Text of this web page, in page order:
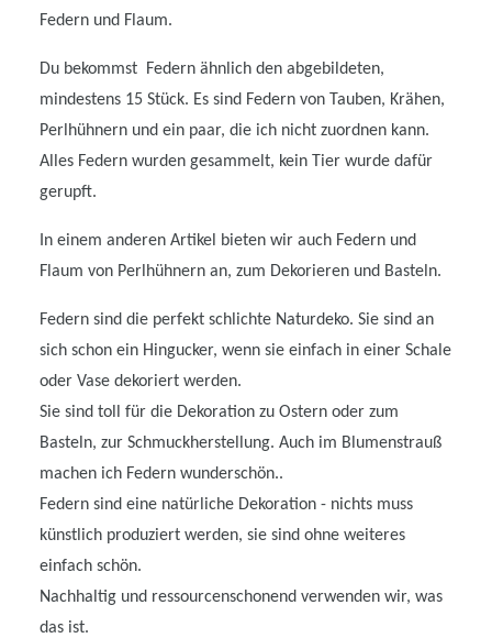
Federn und Flaum.
Du bekommst Federn ähnlich den abgebildeten,
mindestens 15 Stück. Es sind Federn von Tauben, Krähen,
Perlhühnern und ein paar, die ich nicht zuordnen kann.
Alles Federn wurden gesammelt, kein Tier wurde dafür
gerupft.
In einem anderen Artikel bieten wir auch Federn und
Flaum von Perlhühnern an, zum Dekorieren und Basteln.
Federn sind die perfekt schlichte Naturdeko. Sie sind an
sich schon ein Hingucker, wenn sie einfach in einer Schale
oder Vase dekoriert werden.
Sie sind toll für die Dekoration zu Ostern oder zum
Basteln, zur Schmuckherstellung. Auch im Blumenstrauß
machen ich Federn wunderschön..
Federn sind eine natürliche Dekoration - nichts muss
künstlich produziert werden, sie sind ohne weiteres
einfach schön.
Nachhaltig und ressourcenschonend verwenden wir, was
das ist.